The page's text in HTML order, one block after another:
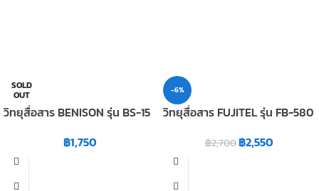
SOLD
OUT
วิทยุสื่อสาร BENISON รุ่น BS-15
฿1,750
-6%
วิทยุสื่อสาร FUJITEL รุ่น FB-580
฿2,700฿2,550